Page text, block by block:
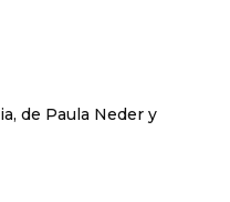
de Paula Neder y